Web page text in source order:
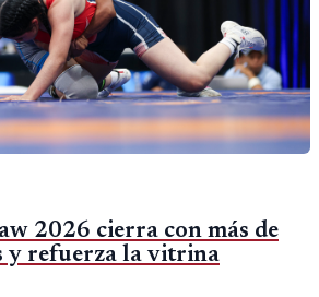
2026 cierra con más de
y refuerza la vitrina